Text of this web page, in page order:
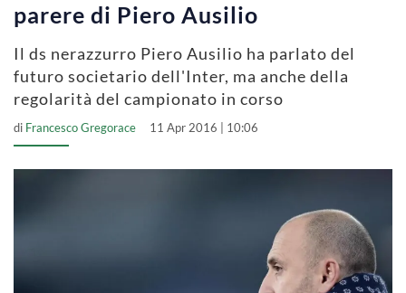
parere di Piero Ausilio
Il ds nerazzurro Piero Ausilio ha parlato del
futuro societario dell'Inter, ma anche della
regolarità del campionato in corso
di Francesco Gregorace 11 Apr 2016 | 10:06